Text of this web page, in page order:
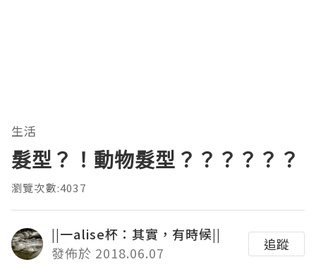
生活
髮型？！動物髮型？？？？？？
瀏覽次數:4037
||一alise杯：其實，有時候||
發佈於 2018.06.07
追蹤